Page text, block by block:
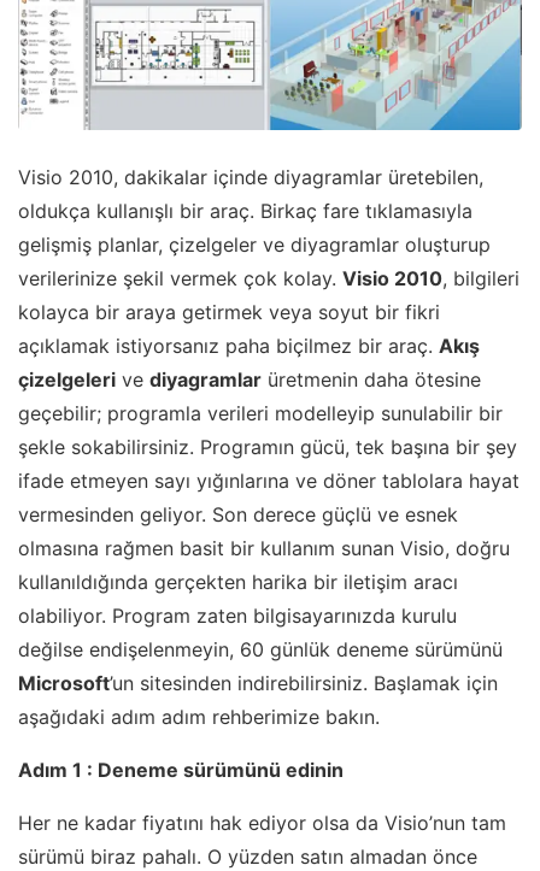
Visio 2010, dakikalar içinde diyagramlar üretebilen,
oldukça kullanışlı bir araç. Birkaç fare tıklamasıyla
gelişmiş planlar, çizelgeler ve diyagramlar oluşturup
verilerinize şekil vermek çok kolay. Visio 2010, bilgileri
kolayca bir araya getirmek veya soyut bir fikri
açıklamak istiyorsanız paha biçilmez bir araç. Akış
çizelgeleri ve diyagramlar üretmenin daha ötesine
geçebilir; programla verileri modelleyip sunulabilir bir
şekle sokabilirsiniz. Programın gücü, tek başına bir şey
ifade etmeyen sayı yığınlarına ve döner tablolara hayat
vermesinden geliyor. Son derece güçlü ve esnek
olmasına rağmen basit bir kullanım sunan Visio, doğru
kullanıldığında gerçekten harika bir iletişim aracı
olabiliyor. Program zaten bilgisayarınızda kurulu
değilse endişelenmeyin, 60 günlük deneme sürümünü
Microsoft’un sitesinden indirebilirsiniz. Başlamak için
aşağıdaki adım adım rehberimize bakın.
Adım 1 : Deneme sürümünü edinin
Her ne kadar fiyatını hak ediyor olsa da Visio’nun tam
sürümü biraz pahalı. O yüzden satın almadan önce